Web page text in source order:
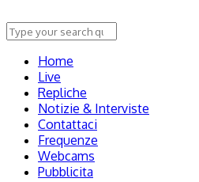
Home
Live
Repliche
Notizie & Interviste
Contattaci
Frequenze
Webcams
Pubblicita